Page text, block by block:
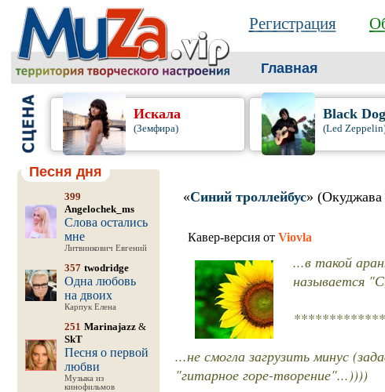
Регистрация
Главная
Искала
(Земфира)
Black Dog
(Led
Песня дня
399
Angelochek_ms
Слова остались
мне
Литвинкович Евгений
357 twodridge
Одна любовь
на двоих
Карпук Елена
251 Marinajazz&
SkT
Песня о первой
любви
Музыка из
кинофильмов
«Синий троллейбус» (Окуджава
Кавер-версия от Viovla
...в такой
называется
...не смогла загрузить минус
"гитарное горе-творение"...))))